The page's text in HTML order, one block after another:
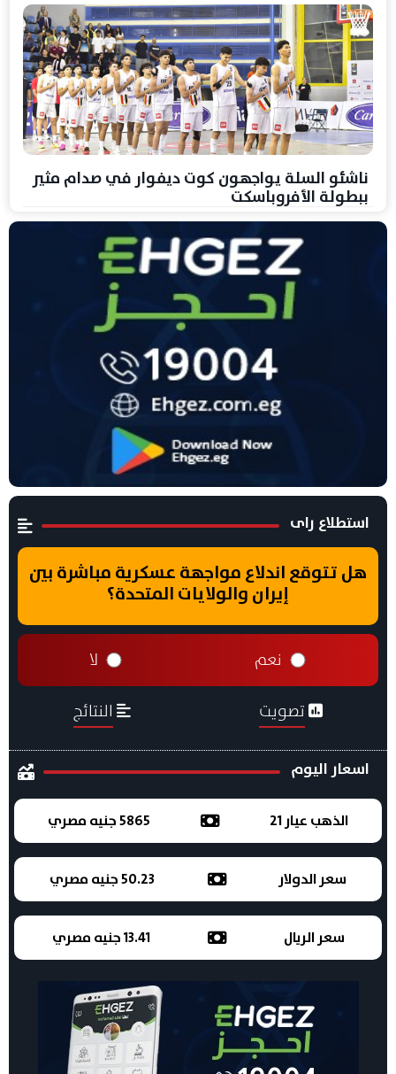
ناشئو السلة يواجهون كوت ديفوار في صدام مثير
ببطولة الأفروباسكت
استطلاع راى
هل تتوقع اندلاع مواجهة عسكرية مباشرة بين
إيران والولايات المتحدة؟
نعم لا
تصويت النتائج
اسعار اليوم
الذهب عيار 21 5865 جنيه مصري
سعر الدولار 50.23 جنيه مصري
سعر الريال 13.41 جنيه مصري